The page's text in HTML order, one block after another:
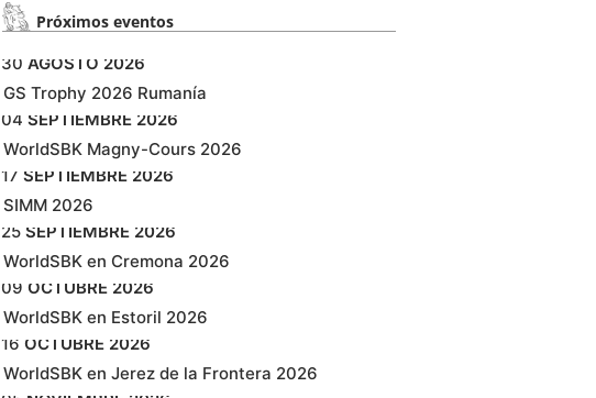
Próximos eventos​
30 AGOSTO 2026
GS Trophy 2026 Rumanía
04 SEPTIEMBRE 2026
WorldSBK Magny-Cours 2026
17 SEPTIEMBRE 2026
SIMM 2026
25 SEPTIEMBRE 2026
WorldSBK en Cremona 2026
09 OCTUBRE 2026
WorldSBK en Estoril 2026
16 OCTUBRE 2026
WorldSBK en Jerez de la Frontera 2026